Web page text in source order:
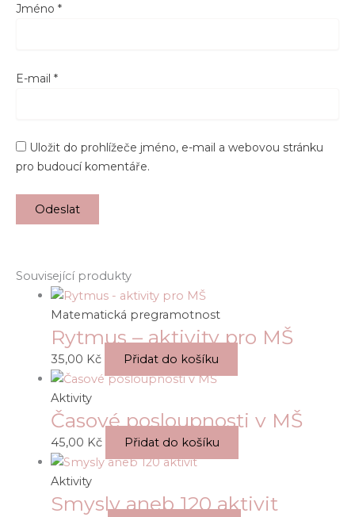
Jméno *
E-mail *
Uložit do prohlížeče jméno, e-mail a webovou stránku
pro budoucí komentáře.
Související produkty
Matematická pregramotnost
Rytmus – aktivity pro MŠ
35,00 Kč Přidat do košíku
Aktivity
Časové posloupnosti v MŠ
45,00 Kč Přidat do košíku
Aktivity
Smysly aneb 120 aktivit